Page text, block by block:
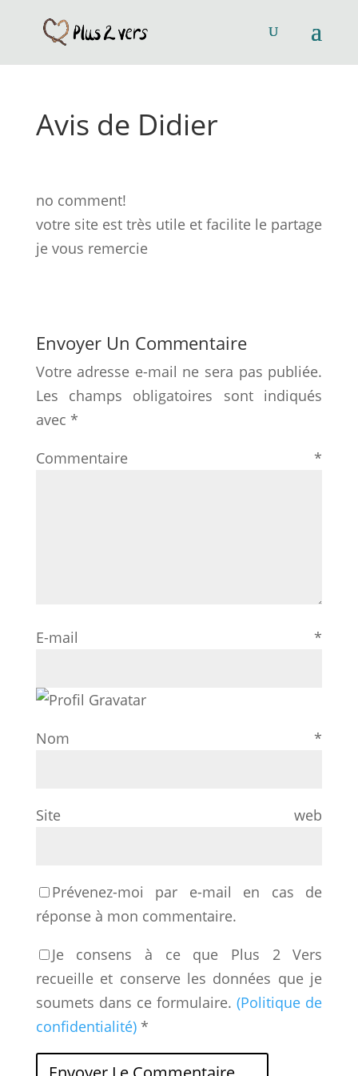
Avis de Didier
no comment!
votre site est très utile et facilite le partage
je vous remercie
Envoyer Un Commentaire
Votre adresse e-mail ne sera pas publiée.
Les champs obligatoires sont indiqués
avec *
Commentaire*
E-mail*
Nom*
Site web
Prévenez-moi par e-mail en cas de
réponse à mon commentaire.
Je consens à ce que Plus 2 Vers
recueille et conserve les données que je
soumets dans ce formulaire.(Politique de
confidentialité) *